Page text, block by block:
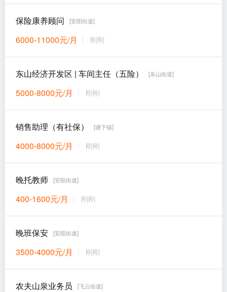
保险康养顾问 [安阳街道]
6000-11000元/月 刚刚
东山经济开发区 | 车间主任（五险） [东山街道]
5000-8000元/月 刚刚
销售助理（有社保） [塘下镇]
4000-8000元/月 刚刚
晚托教师 [安阳街道]
400-1600元/月 刚刚
晚班保安 [安阳街道]
3500-4000元/月 刚刚
农夫山泉业务员 [飞云街道]